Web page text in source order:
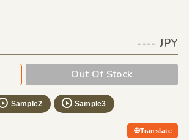
---- JPY
Out Of Stock
Sample2 Sample3
Translate